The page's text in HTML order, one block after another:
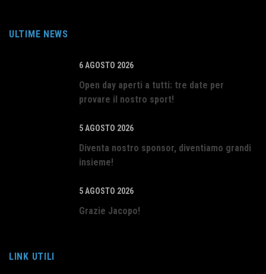
ULTIME NEWS
6 AGOSTO 2026
Open day aperti a tutti: tre date per
provare il nostro sport!
5 AGOSTO 2026
Diventa nostro sponsor, diventiamo grandi
insieme!
5 AGOSTO 2026
Grazie Jacopo!
LINK UTILI